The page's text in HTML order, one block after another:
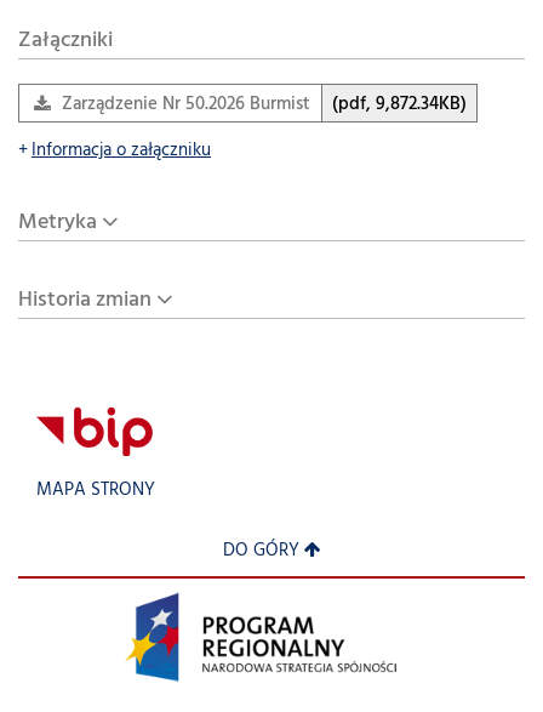
Załączniki
Zarządzenie Nr 50.2026 Burmistrza Miasta i Gminy…
(pdf, 9,872.34KB)
Informacja o załączniku
Metryka
Historia zmian
MAPA STRONY
DO GÓRY